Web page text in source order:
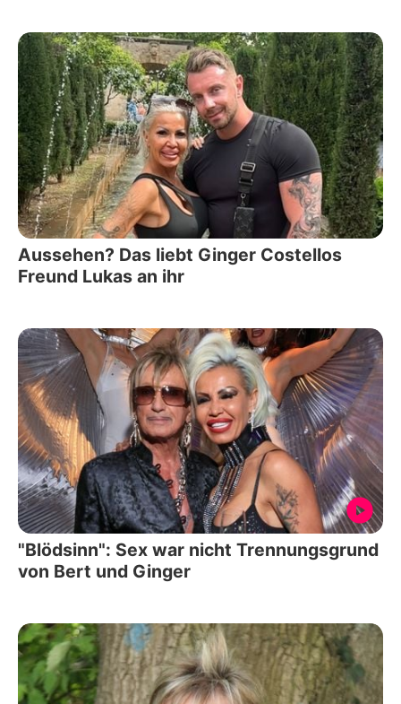
Aussehen? Das liebt Ginger Costellos
Freund Lukas an ihr
"Blödsinn": Sex war nicht Trennungsgrund
von Bert und Ginger